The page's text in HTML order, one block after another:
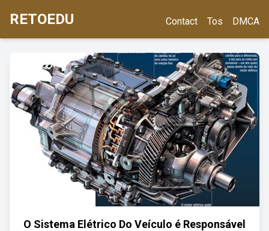
RETOEDU Contact Tos DMCA
O Sistema Elétrico Do Veículo é Responsável